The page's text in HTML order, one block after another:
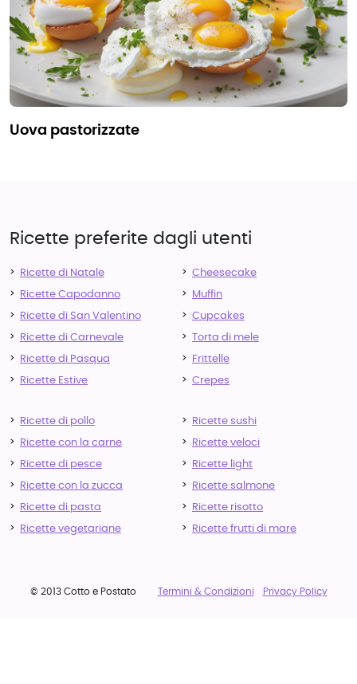
uova pastorizzate
Ricette preferite dagli utenti
Ricette di Natale
Ricette Capodanno
Ricette di San Valentino
Ricette di Carnevale
Ricette di Pasqua
Ricette Estive
Cheesecake
Muffin
Cupcakes
Torta di mele
Frittelle
Crepes
Ricette di pollo
Ricette con la carne
Ricette di pesce
Ricette con la zucca
Ricette di pasta
Ricette vegetariane
Ricette sushi
Ricette veloci
Ricette light
Ricette salmone
Ricette risotto
Ricette frutti di mare
© 2013 Cotto e Postato Termini & Condizioni Privacy Policy